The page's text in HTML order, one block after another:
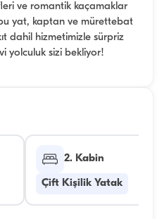
ve romantik kaçamaklar
yat, kaptan ve mürettebat
dahil hizmetimizle sürpriz
yolculuk sizi bekliyor!
2. Kabin
Çift Kişilik Yatak